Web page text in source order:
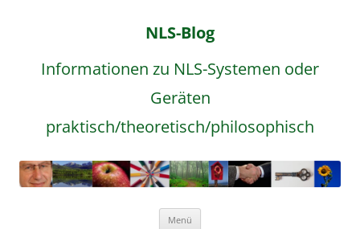
NLS-Blog
Informationen zu NLS-Systemen oder
Geräten
praktisch/theoretisch/philosophisch
Menü